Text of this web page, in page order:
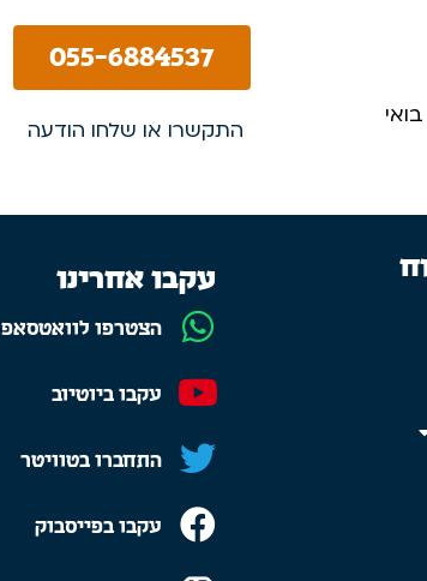
055-6884537
התקשרו או שלחו הודעה
עקבו אחרינו
הצטרפו לוואטסאפ
עקבו ביוטיוב
התחברו בטוויטר
עקבו בפייסבוק